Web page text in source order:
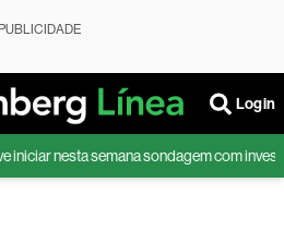
PUBLICIDADE
Login
semana sondagem com investidores para